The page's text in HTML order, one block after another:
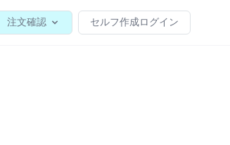
注文確認 セルフ作成ログイン